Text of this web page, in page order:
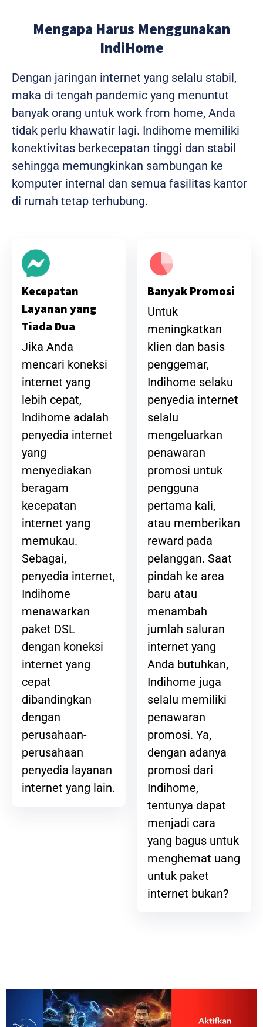
Mengapa Harus Menggunakan
IndiHome
Dengan jaringan internet yang selalu stabil,
maka di tengah pandemic yang menuntut
banyak orang untuk work from home, Anda
tidak perlu khawatir lagi. Indihome memiliki
konektivitas berkecepatan tinggi dan stabil
sehingga memungkinkan sambungan ke
komputer internal dan semua fasilitas kantor
di rumah tetap terhubung.
Kecepatan
Layanan yang
Tiada Dua
Jika Anda
mencari koneksi
internet yang
lebih cepat,
Indihome adalah
penyedia internet
yang
menyediakan
beragam
kecepatan
internet yang
memukau.
Sebagai,
penyedia internet,
Indihome
menawarkan
paket DSL
dengan koneksi
internet yang
cepat
dibandingkan
dengan
perusahaan-
perusahaan
penyedia layanan
internet yang lain.
Banyak Promosi
Untuk
meningkatkan
klien dan basis
penggemar,
Indihome selaku
penyedia internet
selalu
mengeluarkan
penawaran
promosi untuk
pengguna
pertama kali,
atau memberikan
reward pada
pelanggan. Saat
pindah ke area
baru atau
menambah
jumlah saluran
internet yang
Anda butuhkan,
Indihome juga
selalu memiliki
penawaran
promosi. Ya,
dengan adanya
promosi dari
Indihome,
tentunya dapat
menjadi cara
yang bagus untuk
menghemat uang
untuk paket
internet bukan?